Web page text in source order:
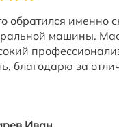
обратился именно
машины.
благодарю за